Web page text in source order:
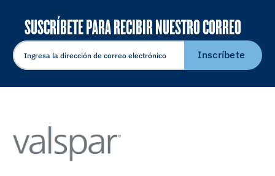
SUSCRÍBETE PARA RECIBIR NUESTRO CORREO
ELECTRÓNICO
Inscríbete